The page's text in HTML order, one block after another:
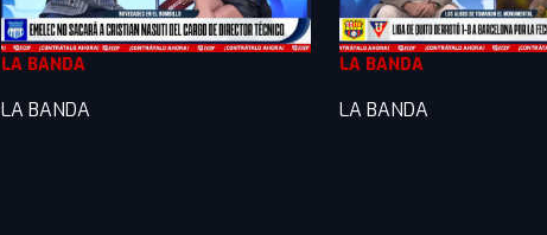
LA BANDA
LA BANDA
LA BANDA
LA BANDA